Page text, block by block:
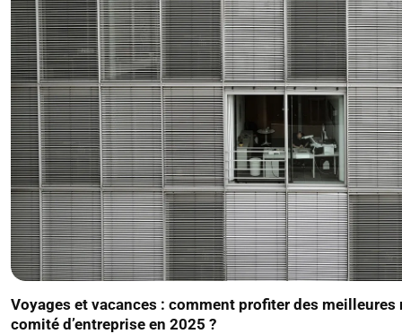
Voyages et vacances : comment profiter des meilleures
comité d’entreprise en 2025 ?